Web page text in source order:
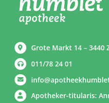
Grote Markt 14 – 3440
011/78 24 01
Apotheker-titularis: